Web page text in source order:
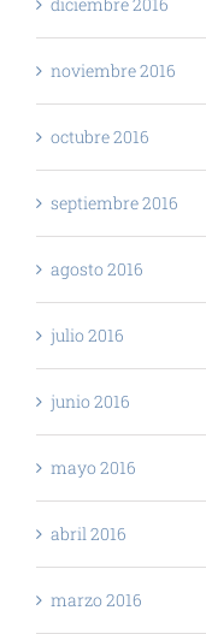
noviembre 2016
octubre 2016
septiembre 2016
agosto 2016
julio 2016
junio 2016
mayo 2016
abril 2016
marzo 2016